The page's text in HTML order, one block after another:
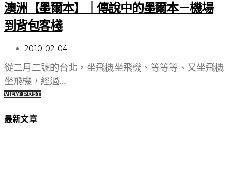
澳洲【墨爾本】｜傳說中的墨爾本－機場
到背包客棧
2010-02-04
從二月二號的台北，坐飛機坐飛機、等等等、又坐飛機
坐飛機，經過…
VIEW POST
最新文章